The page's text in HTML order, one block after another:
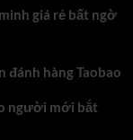
giá rẻ bất ngờ
đánh hàng Taobao
người mới bắt